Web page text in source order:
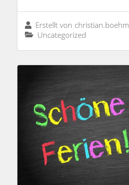
Erstellt von christian.boehm
Uncategorized